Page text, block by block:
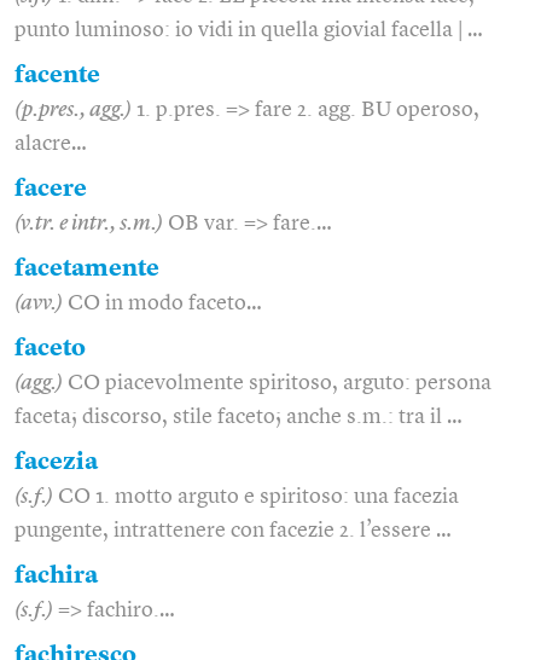
punto luminoso: io vidi in quella giovial facella | …
facente
(p.pres., agg.) 1. p.pres. => fare 2. agg. BU operoso,
alacre…
facere
(v.tr. e intr., s.m.) OB var. => fare.…
facetamente
(avv.) CO in modo faceto…
faceto
(agg.) CO piacevolmente spiritoso, arguto: persona
faceta; discorso, stile faceto; anche s.m.: tra il …
facezia
(s.f.) CO 1. motto arguto e spiritoso: una facezia
pungente, intrattenere con facezie 2. l’essere …
fachira
(s.f.) => fachiro.…